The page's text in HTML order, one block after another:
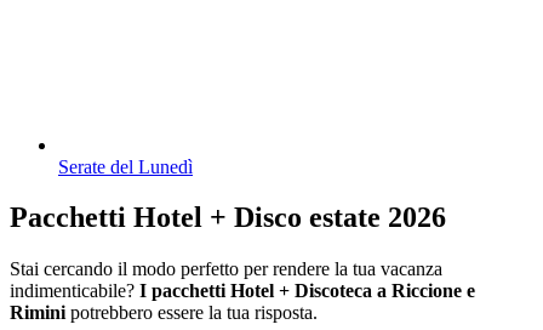
Serate del Lunedì
Pacchetti Hotel + Disco estate 2026
Stai cercando il modo perfetto per rendere la tua vacanza
indimenticabile? I pacchetti Hotel + Discoteca a Riccione e
Rimini potrebbero essere la tua risposta.